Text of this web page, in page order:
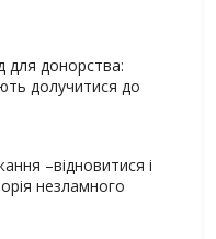
для донорства:
долучитися до
–відновитися і
незламного